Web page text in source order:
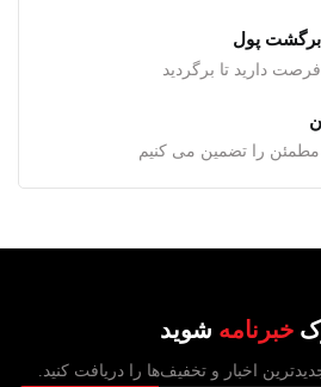
مطمئن را تضمین می کنیم
خبرنامه شوید
اخبار و تخفیف‌ها را دریافت کنید.